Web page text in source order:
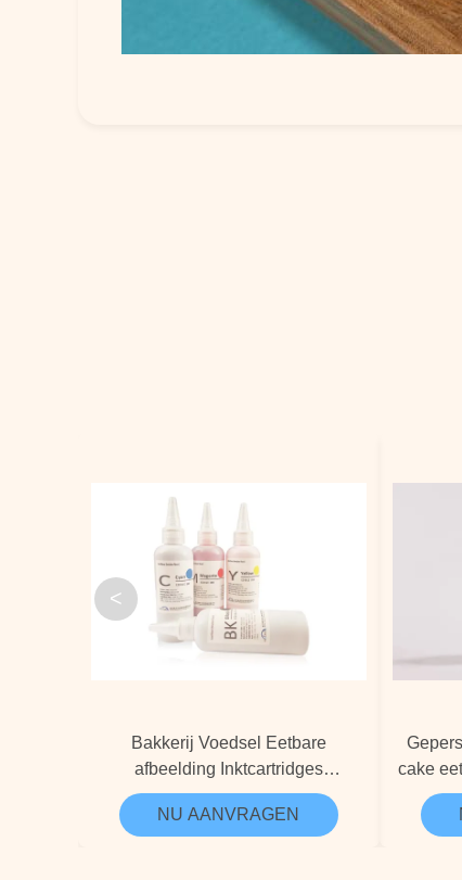
Bakkerij Voedsel Eetbare
afbeelding Inktcartridges
Zoetwaren Kunst
NU AANVRAGEN
cake
<